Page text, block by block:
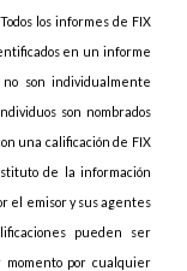
los informes de FIX
en un informe
son individualmente
son nombrados
una calificación de FIX
de la información
el emisor y sus agentes
pueden ser
momento por cualquier